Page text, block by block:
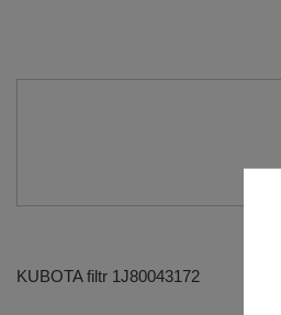
KUBOTA filtr 1J80043172